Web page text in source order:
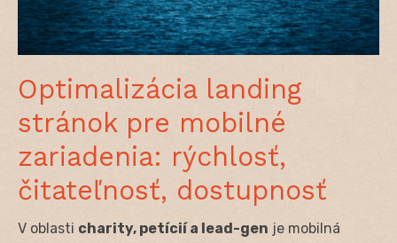
Optimalizácia landing
stránok pre mobilné
zariadenia: rýchlosť,
čitateľnosť, dostupnosť
V oblasti charity, petícií a lead-gen je mobilná